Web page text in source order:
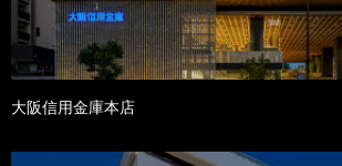
大阪信用金庫本店